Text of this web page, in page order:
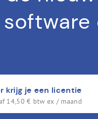
software
krijg je een licentie
14,50 € btw ex / maand